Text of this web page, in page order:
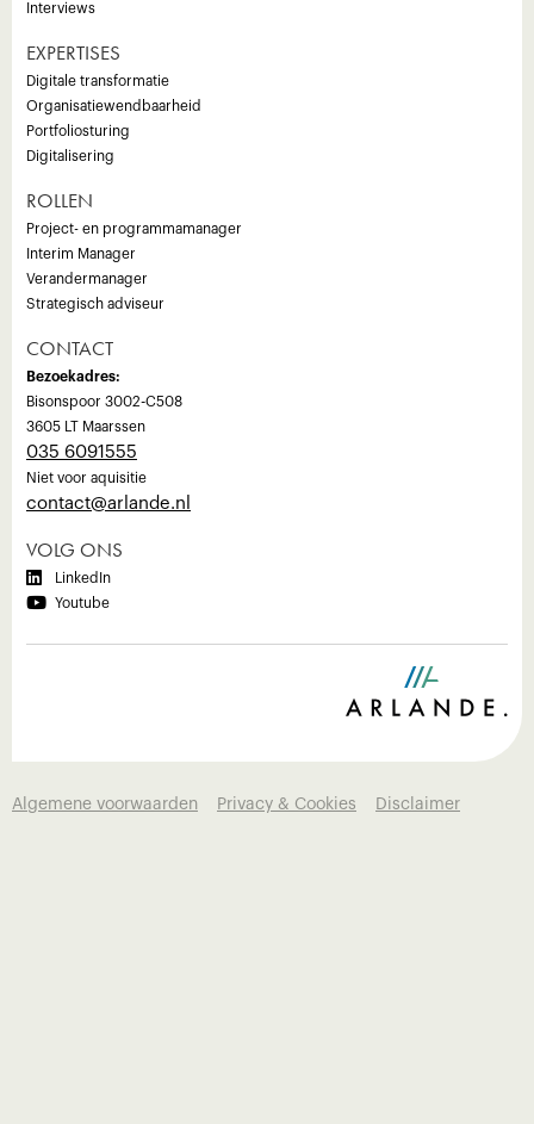
Interviews
EXPERTISES
Digitale transformatie
Organisatiewendbaarheid
Portfoliosturing
Digitalisering
ROLLEN
Project- en programmamanager
Interim Manager
Verandermanager
Strategisch adviseur
CONTACT
Bezoekadres:
Bisonspoor 3002-C508
3605 LT Maarssen
035 6091555
Niet voor aquisitie
‍contact@arlande.nl
VOLG ONS
 LinkedIn
 Youtube
Algemene voorwaarden Privacy & Cookies Disclaimer